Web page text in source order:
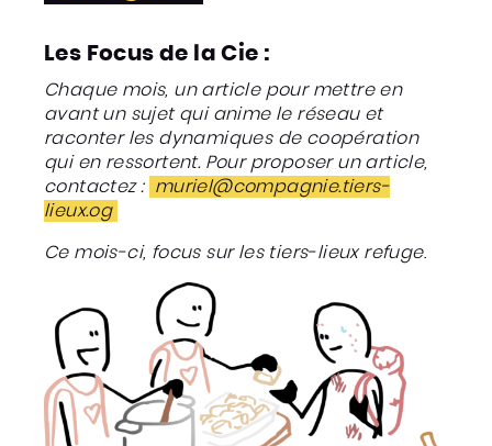
Les Focus de la Cie :
Chaque mois, un article pour mettre en
avant un sujet qui anime le réseau et
raconter les dynamiques de coopération
qui en ressortent. Pour proposer un article,
contactez :
muriel@compagnie.tiers-
lieux.og
Ce mois-ci, focus sur les tiers-lieux refuge.